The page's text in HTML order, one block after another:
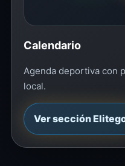
Calendario
Agenda deportiva con
local.
Ver sección